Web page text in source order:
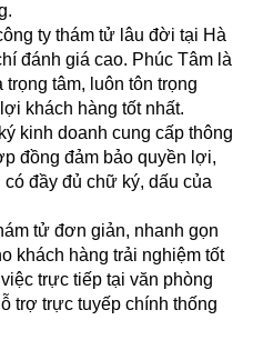
ty thám tử lâu đời tại Hà
đánh giá cao. Phúc Tâm là
tâm, luôn tôn trọng
khách hàng tốt nhất.
kinh doanh cung cấp thông
đồng đảm bảo quyền lợi,
đầy đủ chữ ký, dấu của
tử đơn giản, nhanh gọn
khách hàng trải nghiệm tốt
trực tiếp tại văn phòng
trợ trực tuyếp chính thống